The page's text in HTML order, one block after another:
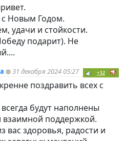
Новым Годом.
удачи и стойкости.
подарит). Не
31 декабря 2024 05:27 +12
поздравить всех с
будут наполнены
поддержкой.
вас здоровья, радости и